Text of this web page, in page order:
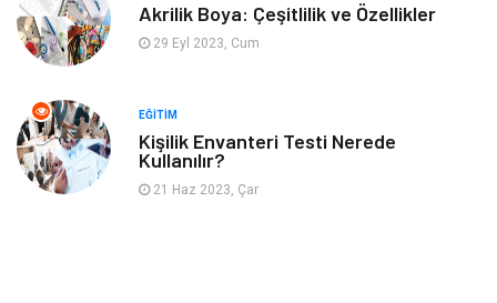
Akrilik Boya: Çeşitlilik ve Özellikler
29 Eyl 2023, Cum
EĞITIM
Kişilik Envanteri Testi Nerede
Kullanılır?
21 Haz 2023, Çar